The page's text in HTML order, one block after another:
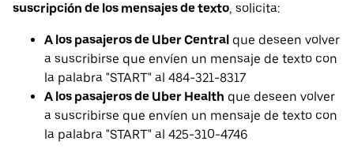
suscripción de los mensajes de texto, solicita:
A los pasajeros de Uber Central que deseen volver
a suscribirse que envíen un mensaje de texto con
la palabra "START" al 484-321-8317
A los pasajeros de Uber Health que deseen volver
a suscribirse que envíen un mensaje de texto con
la palabra "START" al 425-310-4746